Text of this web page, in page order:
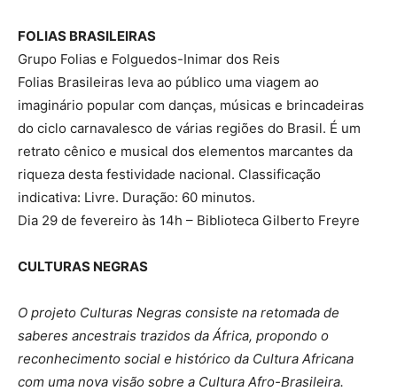
FOLIAS BRASILEIRAS
Grupo Folias e Folguedos-Inimar dos Reis
Folias Brasileiras leva ao público uma viagem ao
imaginário popular com danças, músicas e brincadeiras
do ciclo carnavalesco de várias regiões do Brasil. É um
retrato cênico e musical dos elementos marcantes da
riqueza desta festividade nacional. Classificação
indicativa: Livre. Duração: 60 minutos.
Dia 29 de fevereiro às 14h – Biblioteca Gilberto Freyre
CULTURAS NEGRAS
O projeto Culturas Negras consiste na retomada de
saberes ancestrais trazidos da África, propondo o
reconhecimento social e histórico da Cultura Africana
com uma nova visão sobre a Cultura Afro-Brasileira.